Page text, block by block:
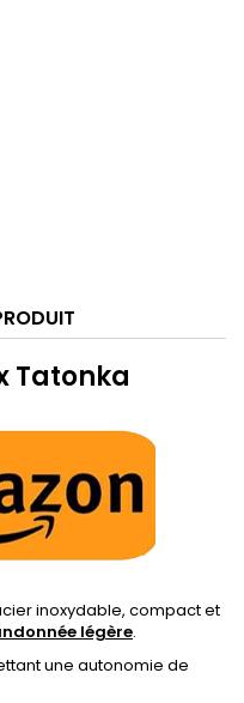
Tatonka
inoxydable, compact et
légère.
une autonomie de